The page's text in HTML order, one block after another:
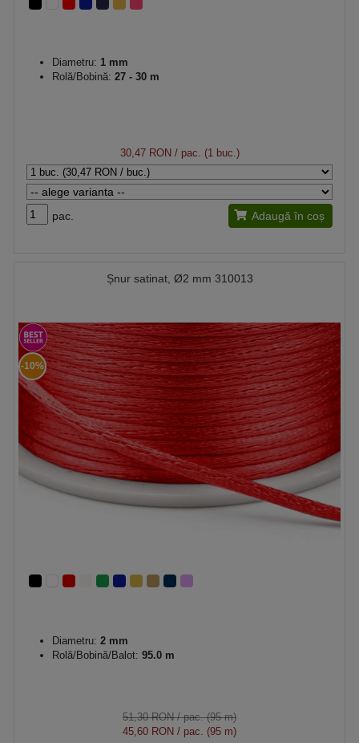
Diametru: 1 mm
Rolă/Bobină: 27 - 30 m
30,47 RON / pac. (1 buc.)
pac. Adaugă în coș
Șnur satinat, Ø2 mm 310013
-10%
Diametru: 2 mm
Rolă/Bobină/Balot: 95.0 m
51,30 RON/ pac. (95 m)
45,60 RON / pac. (95 m)